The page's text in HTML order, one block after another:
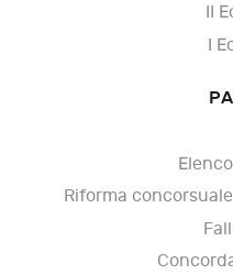
II
I
Riforma